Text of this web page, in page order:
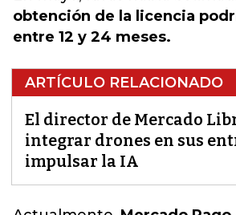
obtención de la licencia
entre 12 y 24 meses.
ARTÍCULO RELACIONADO
El director de Mercado
integrar drones en sus
impulsar la IA